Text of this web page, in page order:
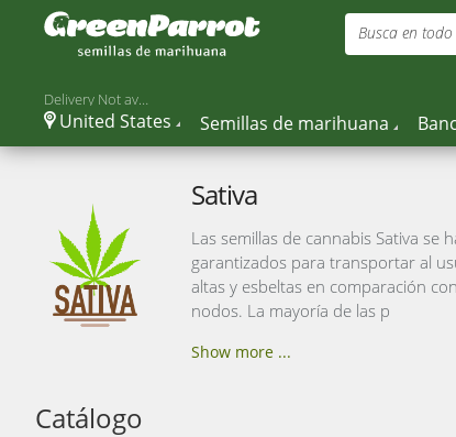
Busca en
Delivery Not available
United States Semillas de marihuana
Sativa
Las semillas de cannabis Sativa
garantizados para transportar al
altas y esbeltas en comparación
nodos. La mayoría de las p
Show more ...
Catálogo